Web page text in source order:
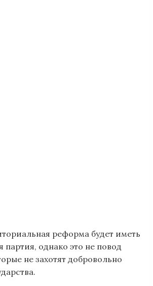
реформа будет иметь
однако это не повод
не захотят добровольно